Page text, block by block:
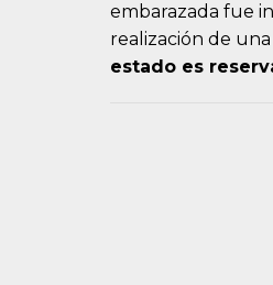
embarazada fue
realización de
estado es